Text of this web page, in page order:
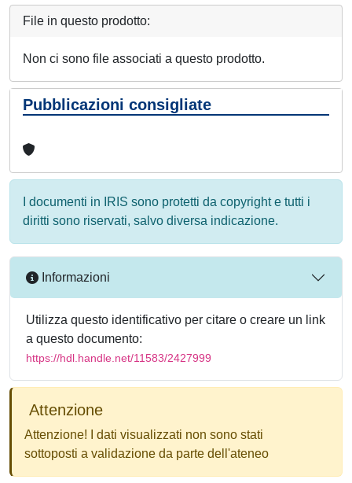
File in questo prodotto:
Non ci sono file associati a questo prodotto.
Pubblicazioni consigliate
I documenti in IRIS sono protetti da copyright e tutti i
diritti sono riservati, salvo diversa indicazione.
Informazioni
Utilizza questo identificativo per citare o creare un link
a questo documento:
https://hdl.handle.net/11583/2427999
Attenzione
Attenzione! I dati visualizzati non sono stati
sottoposti a validazione da parte dell'ateneo